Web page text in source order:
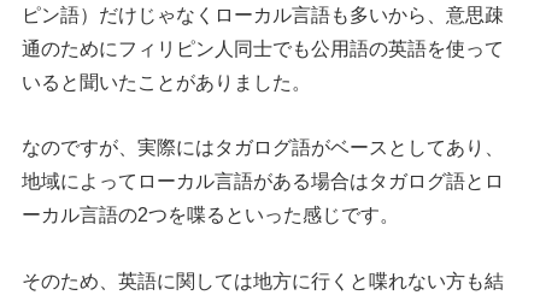
ピン語）だけじゃなくローカル言語も多いから、意思疎
通のためにフィリピン人同士でも公用語の英語を使って
いると聞いたことがありました。
なのですが、実際にはタガログ語がベースとしてあり、
地域によってローカル言語がある場合はタガログ語とロ
ーカル言語の2つを喋るといった感じです。
そのため、英語に関しては地方に行くと喋れない方も結